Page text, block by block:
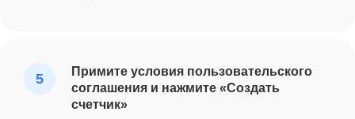
Примите условия пользовательского
соглашения и нажмите «Создать
счетчик»